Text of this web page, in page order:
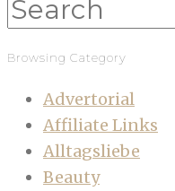
Browsing Category
Advertorial
Affiliate Links
Alltagsliebe
Beauty